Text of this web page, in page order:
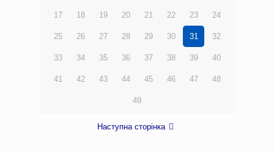
17 18 19 20 21 22 23 24
25 26 27 28 29 30 31 32
33 34 35 36 37 38 39 40
41 42 43 44 45 46 47 48
49
Наступна сторінка